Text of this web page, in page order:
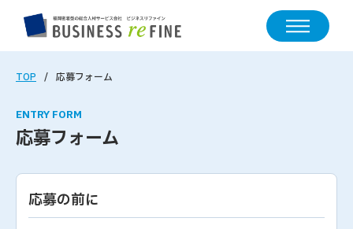
TOP 応募フォーム
ENTRY FORM
応募フォーム
応募の前に